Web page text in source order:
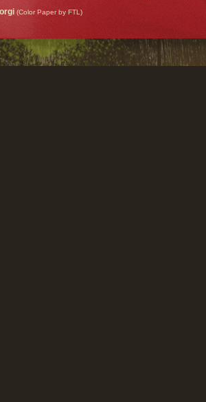
(Color Paper by FTL)